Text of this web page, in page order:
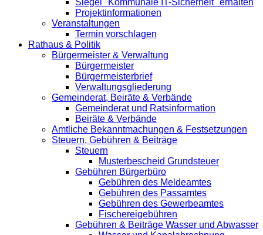
Siegel "Kommunale IT-Sicherheit" erhalten
Projektinformationen
Veranstaltungen
Termin vorschlagen
Rathaus & Politik
Bürgermeister & Verwaltung
Bürgermeister
Bürgermeisterbrief
Verwaltungsgliederung
Gemeinderat, Beiräte & Verbände
Gemeinderat und Ratsinformation
Beiräte & Verbände
Amtliche Bekanntmachungen & Festsetzungen
Steuern, Gebühren & Beiträge
Steuern
Musterbescheid Grundsteuer
Gebühren Bürgerbüro
Gebühren des Meldeamtes
Gebühren des Passamtes
Gebühren des Gewerbeamtes
Fischereigebühren
Gebühren & Beiträge Wasser und Abwasser